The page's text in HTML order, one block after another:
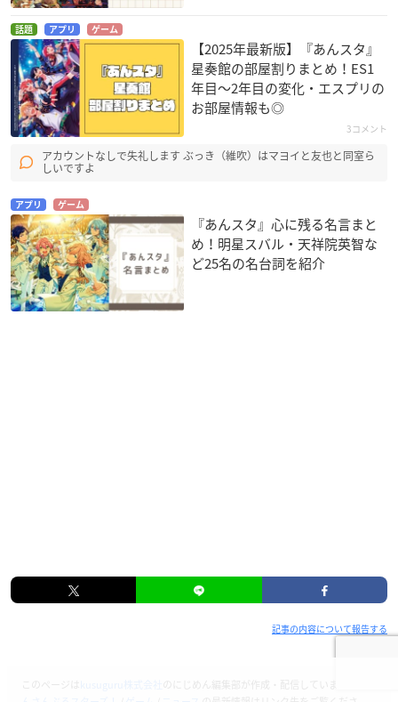
話題 アプリ ゲーム
【2025年最新版】『あんスタ』
星奏館の部屋割りまとめ！ES1
年目〜2年目の変化・エスプリの
お部屋情報も◎
3コメント
アカウントなしで失礼します ぶっき（維吹）はマヨイと友也と同室ら
しいですよ
アプリ ゲーム
『あんスタ』心に残る名言まと
め！明星スバル・天祥院英智な
ど25名の名台詞を紹介
記事の内容について報告する
このページは のにじめん編集部が作成・配信しています。